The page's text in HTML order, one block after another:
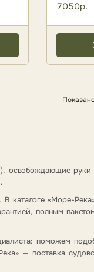
7050р.
освобождающие руки
каталоге «Море-
полным
поможем
— поставка